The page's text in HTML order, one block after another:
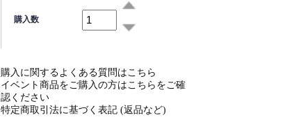
購入数
購入に関するよくある質問はこちら
イベント商品をご購入の方はこちらをご確
認ください
特定商取引法に基づく表記 (返品など)